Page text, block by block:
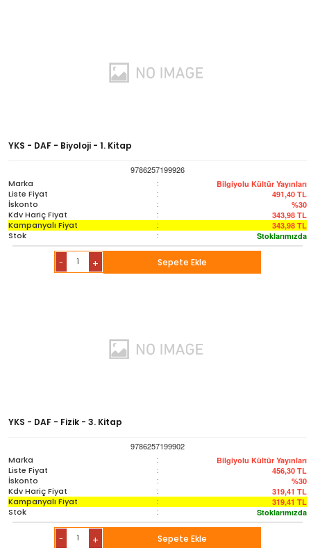
YKS - DAF - Biyoloji - 1. Kitap
9786257199926
Marka
: Bilgiyolu Kültür Yayınları
Liste Fiyat : 491,40 TL
İskonto : %30
Kdv Hariç Fiyat : 343,98 TL
Kampanyalı Fiyat : 343,98 TL
Stok : Stoklarımızda
- + Sepete Ekle
YKS - DAF - Fizik - 3. Kitap
9786257199902
Marka
: Bilgiyolu Kültür Yayınları
Liste Fiyat : 456,30 TL
İskonto : %30
Kdv Hariç Fiyat : 319,41 TL
Kampanyalı Fiyat : 319,41 TL
Stok : Stoklarımızda
- + Sepete Ekle